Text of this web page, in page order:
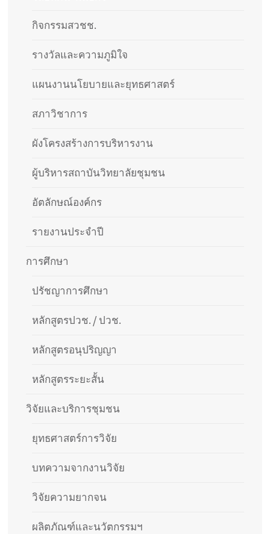
กิจกรรมสวชช.
รางวัลและความภูมิใจ
แผนงานนโยบายและยุทธศาสตร์
สภาวิชาการ
ผังโครงสร้างการบริหารงาน
ผู้บริหารสถาบันวิทยาลัยชุมชน
อัตลักษณ์องค์กร
รายงานประจำปี
การศึกษา
ปรัชญาการศึกษา
หลักสูตรปวช. / ปวช.
หลักสูตรอนุปริญญา
หลักสูตรระยะสั้น
วิจัยและบริการชุมชน
ยุทธศาสตร์การวิจัย
บทความจากงานวิจัย
วิจัยความยากจน
ผลิตภัณฑ์และนวัตกรรมฯ